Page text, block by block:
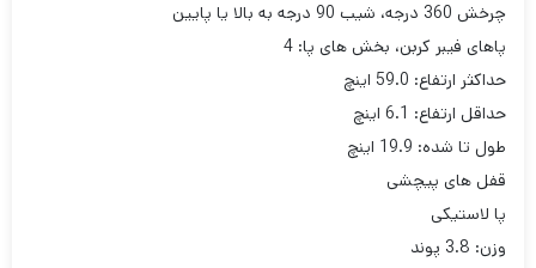
چرخش 360 درجه، شیب 90 درجه به بالا یا پایین
پاهای فیبر کربن، بخش های پا: 4
حداکثر ارتفاع: 59.0 اینچ
حداقل ارتفاع: 6.1 اینچ
طول تا شده: 19.9 اینچ
قفل های پیچشی
پا لاستیکی
وزن: 3.8 پوند